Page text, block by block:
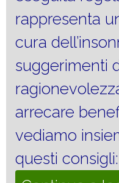
rappresenta
cura
suggerimenti
arrecare
vediamo
questi consigli: